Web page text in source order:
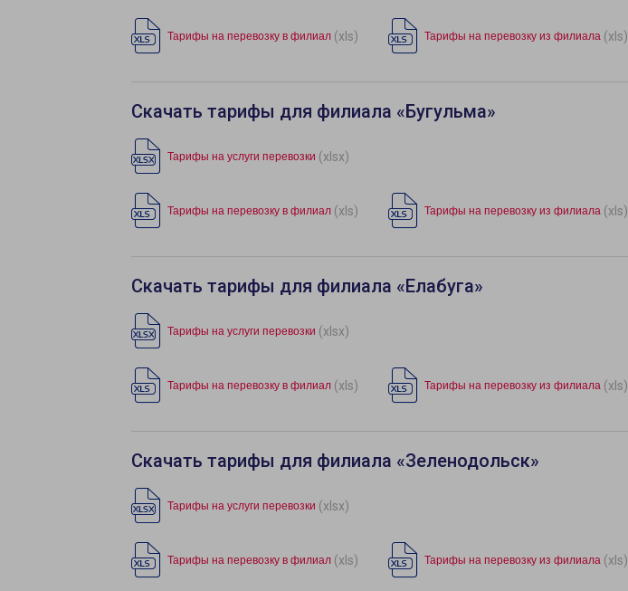
Тарифы на перевозку в филиал (xls) Тарифы на перевозку из филиала (xls)
Скачать тарифы для филиала «Бугульма»
Тарифы на услуги перевозки (xlsx)
Тарифы на перевозку в филиал (xls) Тарифы на перевозку из филиала (xls)
Скачать тарифы для филиала «Елабуга»
Тарифы на услуги перевозки (xlsx)
Тарифы на перевозку в филиал (xls) Тарифы на перевозку из филиала (xls)
Скачать тарифы для филиала «Зеленодольск»
Тарифы на услуги перевозки (xlsx)
Тарифы на перевозку в филиал (xls) Тарифы на перевозку из филиала (xls)